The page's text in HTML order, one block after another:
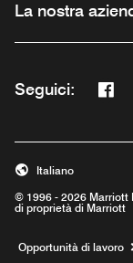
La nostra
Seguici:
© 1996 - 2026 Marriott
di proprietà di Marriott
Italiano
Opportunità di lavoro